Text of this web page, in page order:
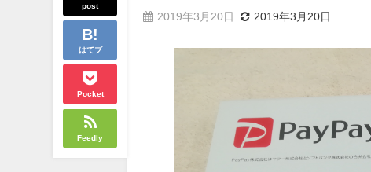
post
はてブ
Pocket
Feedly
2019年3月20日 2019年3月20日